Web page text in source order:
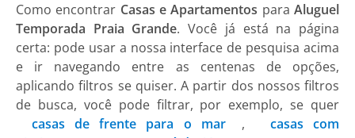
Como encontrar Casas e Apartamentos paraAluguel
Temporada Praia Grande. Você já está na página
certa: pode usar a nossa interface de pesquisa acima
e ir navegando entre as centenas de opções,
aplicando filtros se quiser. A partir dos nossos filtros
de busca, você pode filtrar, por exemplo, se quer
casas de frente para o mar
,
casas com